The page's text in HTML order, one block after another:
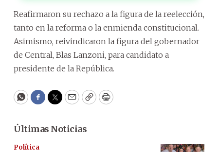
Reafirmaron su rechazo a la figura de la reelección,
tanto en la reforma o la enmienda constitucional.
Asimismo, reivindicaron la figura del gobernador
de Central, Blas Lanzoni, para candidato a
presidente de la República.
WhatsApp
Facebook
Twitter
EmailCopyPrint
Últimas Noticias
Política